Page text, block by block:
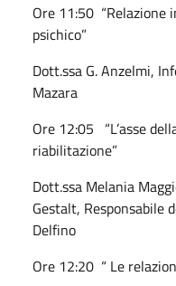
Ore 11:50 “Relazione
psichico”
Dott.ssa G. Anzelmi,
Mazara
Ore 12:05 “L’asse
riabilitazione”
Dott.ssa Melania
Gestalt, Responsabile
Delfino
Ore 12:20 “ Le